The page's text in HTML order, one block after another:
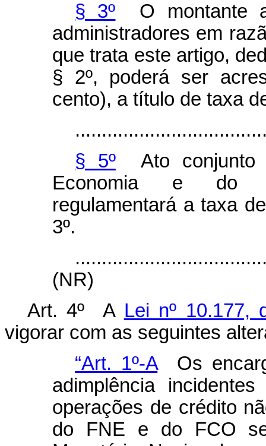
§ 3º O montante
administradores em
que trata este artigo,
§ 2º, poderá ser
cento), a título de taxa
§ 5ºAto conjunto
Economia e do
regulamentará a taxa
3º.
(NR)
Art. 4º A Lei nº 10.177,
vigorar com as seguintes
“Art. 1º-AOs
adimplência
operações de crédito
do FNE e do FCO